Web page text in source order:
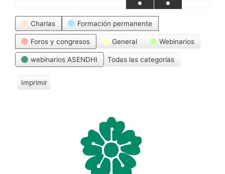
2021
2021
octubre,
2021
octubre,
2021
octubre,
●
(1
event)
octubre,
●
event)
Categorías
Charlas Formación permanente
Foros y congresos General Webinarios
webinarios ASENDHI Todas las categorías
Imprimir
V